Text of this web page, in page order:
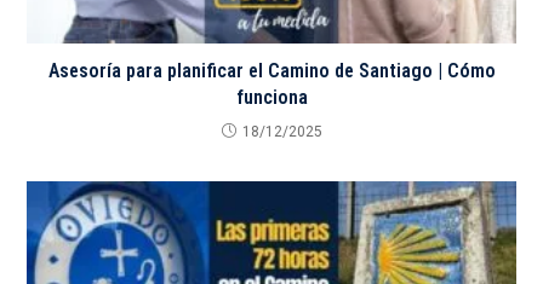
Asesoría para planificar el Camino de Santiago | Cómo
funciona
18/12/2025